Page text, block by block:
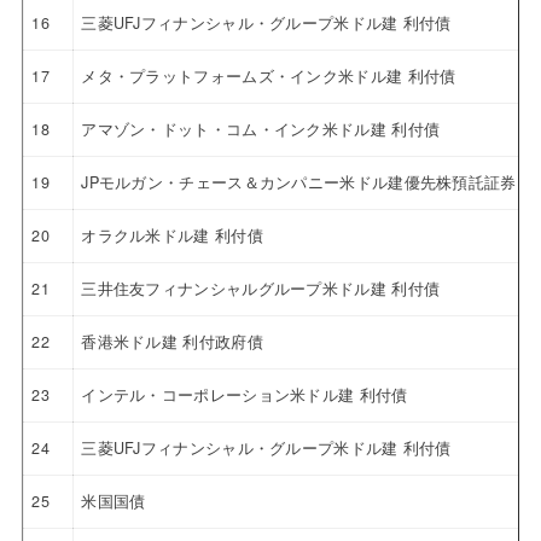
16 三菱UFJフィナンシャル・グループ米ドル建 利付債
17 メタ・プラットフォームズ・インク米ドル建 利付債
18 アマゾン・ドット・コム・インク米ドル建 利付債
19 JPモルガン・チェース＆カンパニー米ドル建優先株預託証券
20 オラクル米ドル建 利付債
21 三井住友フィナンシャルグループ米ドル建 利付債
22 香港米ドル建 利付政府債
23 インテル・コーポレーション米ドル建 利付債
24 三菱UFJフィナンシャル・グループ米ドル建 利付債
25 米国国債